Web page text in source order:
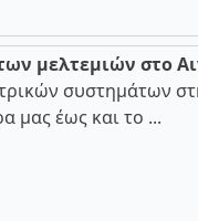
μελτεμιών στο
συστημάτων
μας έως και το ...